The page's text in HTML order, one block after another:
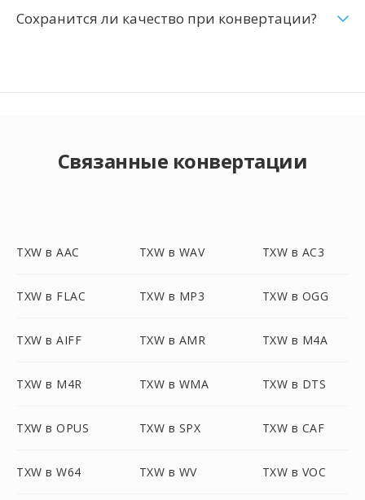
Сохранится ли качество при конвертации?
Связанные конвертации
TXW в AAC TXW в WAV TXW в AC3
TXW в FLAC TXW в MP3 TXW в OGG
TXW в AIFF TXW в AMR TXW в M4A
TXW в M4R TXW в WMA TXW в DTS
TXW в OPUS TXW в SPX TXW в CAF
TXW в W64 TXW в WV TXW в VOC